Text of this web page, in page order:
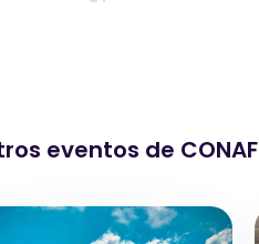
eventos de CONAF